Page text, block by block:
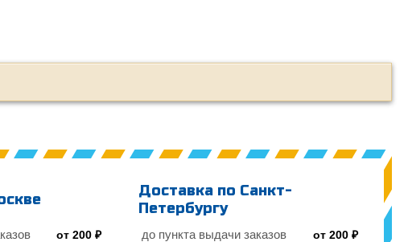
от 200 ₽
Доставка по Санкт-
Петербургу
до пункта выдачи заказов от 200 ₽